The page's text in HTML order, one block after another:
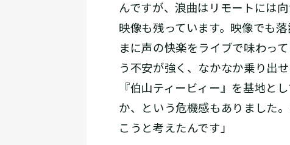
んですが、浪曲はリモートには
映像も残っています。映像でも
まに声の快楽をライブで味わっ
う不安が強く、なかなか乗り出
『伯山ティービィー』を基地と
か、という危機感もありました
こうと考えたんです」